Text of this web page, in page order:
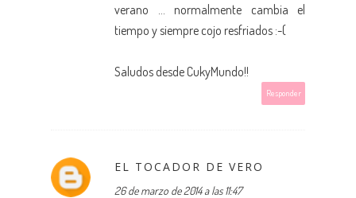
verano ... normalmente cambia el
tiempo y siempre cojo resfriados :-(
Saludos desde CukyMundo!!
Responder
EL TOCADOR DE VERO
26 de marzo de 2014 a las 11:47